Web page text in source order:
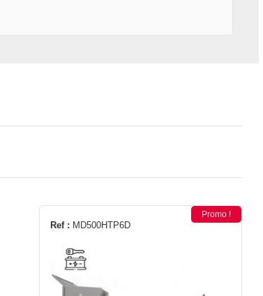
Ref : MD500HTP6D
Promo !